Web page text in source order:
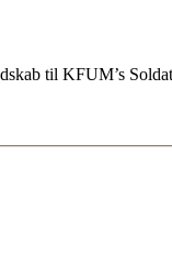
til KFUM’s